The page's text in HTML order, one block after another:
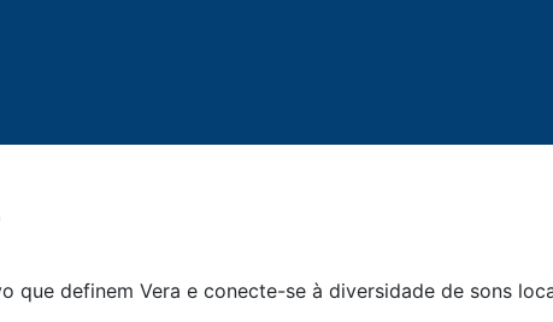
que definem Vera e conecte-se à diversidade de sons